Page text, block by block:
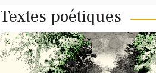
Textes poétiques